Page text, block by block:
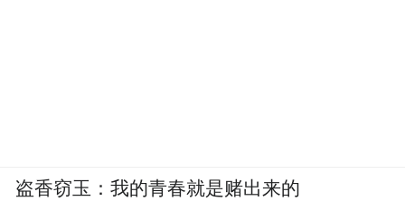
盗香窃玉：我的青春就是赌出来的